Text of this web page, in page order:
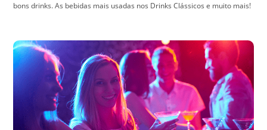
bons drinks. As bebidas mais usadas nos Drinks Clássicos e muito mais!